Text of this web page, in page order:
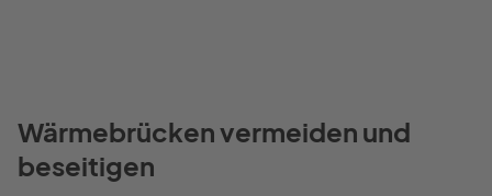
Wärmebrücken vermeiden und
beseitigen